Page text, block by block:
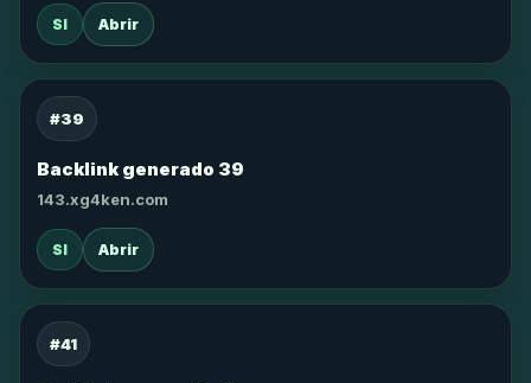
SI Abrir
#39
Backlink generado 39
143.xg4ken.com
SI Abrir
#41